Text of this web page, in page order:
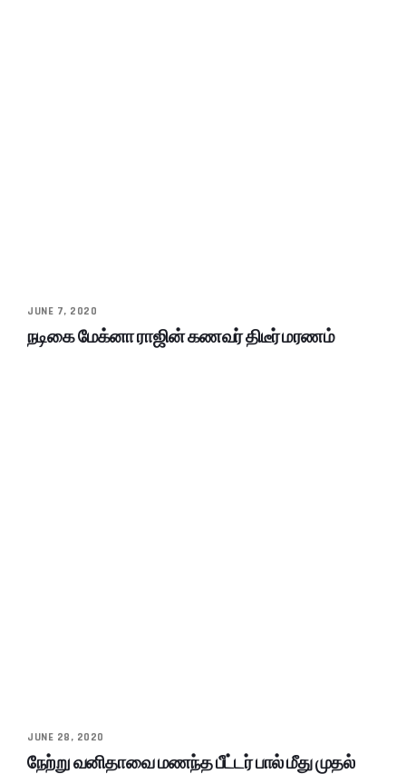
JUNE 7, 2020
நடிகை மேக்னா ராஜின் கணவர் திடீர் மரணம்
JUNE 28, 2020
நேற்று வனிதாவை மணந்த பீட்டர் பால் மீது முதல்